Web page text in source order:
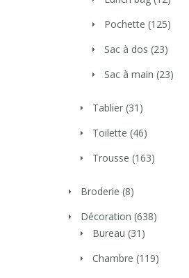
Pochette (125)
Sac à dos (23)
Sac à main (23)
Tablier (31)
Toilette (46)
Trousse (163)
Broderie (8)
Décoration (638)
Bureau (31)
Chambre (119)